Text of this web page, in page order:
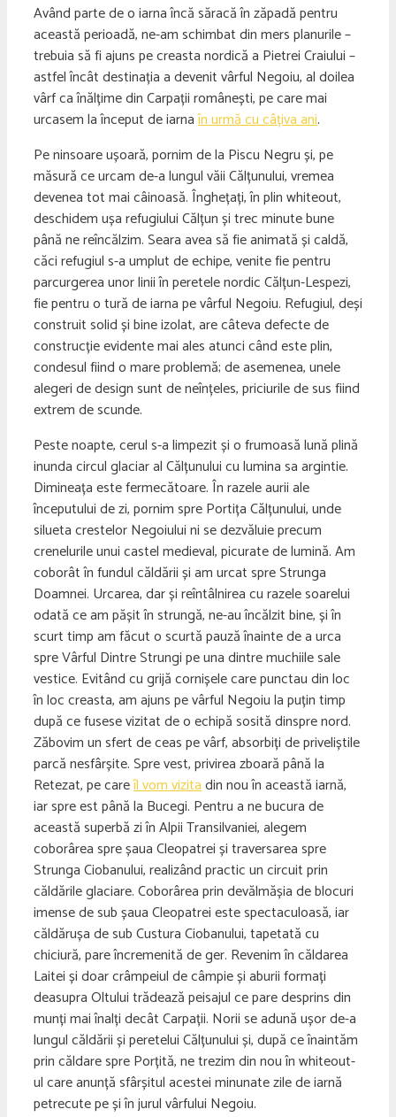
Având parte de o iarna încă săracă în zăpadă pentru
această perioadă, ne-am schimbat din mers planurile –
trebuia să fi ajuns pe creasta nordică a Pietrei Craiului –
astfel încât destinația a devenit vârful Negoiu, al doilea
vârf ca înălțime din Carpații românești, pe care mai
urcasem la început de iarnaîn urmă cu câțiva ani.
Pe ninsoare ușoară, pornim de la Piscu Negru și, pe
măsură ce urcam de-a lungul văii Călțunului, vremea
devenea tot mai câinoasă. Înghețați, în plin whiteout,
deschidem ușa refugiului Călțun și trec minute bune
până ne reîncălzim. Seara avea să fie animată și caldă,
căci refugiul s-a umplut de echipe, venite fie pentru
parcurgerea unor linii în peretele nordic Călțun-Lespezi,
fie pentru o tură de iarna pe vârful Negoiu. Refugiul, deși
construit solid și bine izolat, are câteva defecte de
construcție evidente mai ales atunci când este plin,
condesul fiind o mare problemă; de asemenea, unele
alegeri de design sunt de neînțeles, priciurile de sus fiind
extrem de scunde.
Peste noapte, cerul s-a limpezit și o frumoasă lună plină
inunda circul glaciar al Călțunului cu lumina sa argintie.
Dimineața este fermecătoare. În razele aurii ale
începutului de zi, pornim spre Portița Călțunului, unde
silueta crestelor Negoiului ni se dezvăluie precum
crenelurile unui castel medieval, picurate de lumină. Am
coborât în fundul căldării și am urcat spre Strunga
Doamnei. Urcarea, dar și reîntâlnirea cu razele soarelui
odată ce am pășit în strungă, ne-au încălzit bine, și în
scurt timp am făcut o scurtă pauză înainte de a urca
spre Vârful Dintre Strungi pe una dintre muchiile sale
vestice. Evitând cu grijă cornișele care punctau din loc
în loc creasta, am ajuns pe vârful Negoiu la puțin timp
după ce fusese vizitat de o echipă sosită dinspre nord.
Zăbovim un sfert de ceas pe vârf, absorbiți de priveliștile
parcă nesfârșite. Spre vest, privirea zboară până la
Retezat, pe careîl vom vizitadin nou în această iarnă,
iar spre est până la Bucegi. Pentru a ne bucura de
această superbă zi în Alpii Transilvaniei, alegem
coborârea spre șaua Cleopatrei și traversarea spre
Strunga Ciobanului, realizând practic un circuit prin
căldările glaciare. Coborârea prin devălmășia de blocuri
imense de sub șaua Cleopatrei este spectaculoasă, iar
căldărușa de sub Custura Ciobanului, tapetată cu
chiciură, pare încremenită de ger. Revenim în căldarea
Laitei și doar crâmpeiul de câmpie și aburii formați
deasupra Oltului trădează peisajul ce pare desprins din
munți mai înalți decât Carpații. Norii se adună ușor de-a
lungul căldării și peretelui Călțunului și, după ce înaintăm
prin căldare spre Porțită, ne trezim din nou în whiteout-
ul care anunță sfârșitul acestei minunate zile de iarnă
petrecute pe și în jurul vârfului Negoiu.